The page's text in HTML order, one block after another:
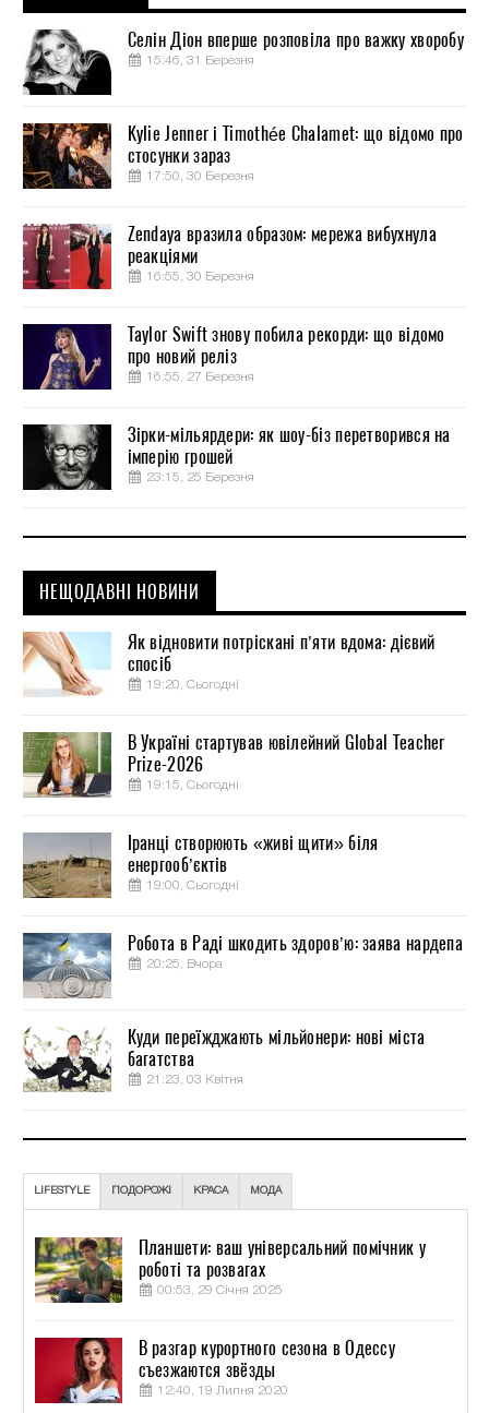
Селін Діон вперше розповіла про важку хворобу
15:46, 31 Березня
Kylie Jenner і Timothée Chalamet: що відомо про
стосунки зараз
17:50, 30 Березня
Zendaya вразила образом: мережа вибухнула
реакціями
16:55, 30 Березня
Taylor Swift знову побила рекорди: що відомо
про новий реліз
16:55, 27 Березня
Зірки-мільярдери: як шоу-біз перетворився на
імперію грошей
23:15, 25 Березня
НЕЩОДАВНІ НОВИНИ
Як відновити потріскані п’яти вдома: дієвий
спосіб
19:20, Сьогодні
В Україні стартував ювілейний Global Teacher
Prize-2026
19:15, Сьогодні
Іранці створюють «живі щити» біля
енергооб’єктів
19:00, Сьогодні
Робота в Раді шкодить здоров’ю: заява нардепа
20:25, Вчора
Куди переїжджають мільйонери: нові міста
багатства
21:23, 03 Квітня
LIFESTYLE ПОДОРОЖІ КРАСА МОДА
Планшети: ваш універсальний помічник у
роботі та розвагах
00:53, 29 Січня 2025
В разгар курортного сезона в Одессу
съезжаются звёзды
12:40, 19 Липня 2020